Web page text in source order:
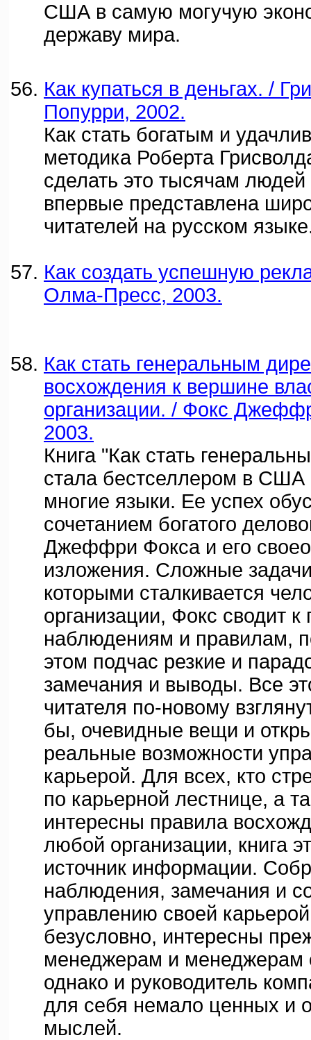
США в самую могучую
державу мира.
Как купаться в деньгах. /
Попурри, 2002.
Как стать богатым и
методика Роберта
сделать это тысячам
впервые представлена
читателей на русском
Как создать успешную
Олма-Пресс, 2003.
Как стать генеральным
восхождения к вершине
организации. / Фокс
2003.
Книга "Как стать
стала бестселлером в США
многие языки. Ее успех
сочетанием богатого
Джеффри Фокса и его
изложения. Сложные
которыми сталкивается
организации, Фокс сводит
наблюдениям и правилам,
этом подчас резкие и
замечания и выводы. Все
читателя по-новому
бы, очевидные вещи и
реальные возможности
карьерой. Для всех, кто
по карьерной лестнице, а
интересны правила
любой организации, книга
источник информации.
наблюдения, замечания и
управлению своей карьерой
безусловно, интересны
менеджерам и менеджерам
однако и руководитель
для себя немало ценных и
мыслей.